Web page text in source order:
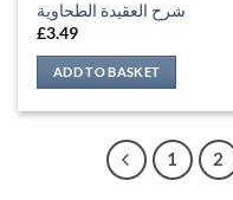
شرح العقيدة الطحاوية
£3.49
ADD TO BASKET
1 2